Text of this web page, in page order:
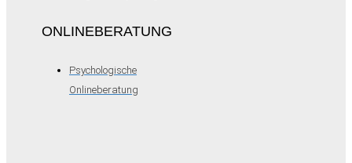
ONLINEBERATUNG
Psychologische
Onlineberatung